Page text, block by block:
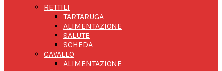
RETTILI
TARTARUGA
ALIMENTAZIONE
SALUTE
SCHEDA
CAVALLO
ALIMENTAZIONE